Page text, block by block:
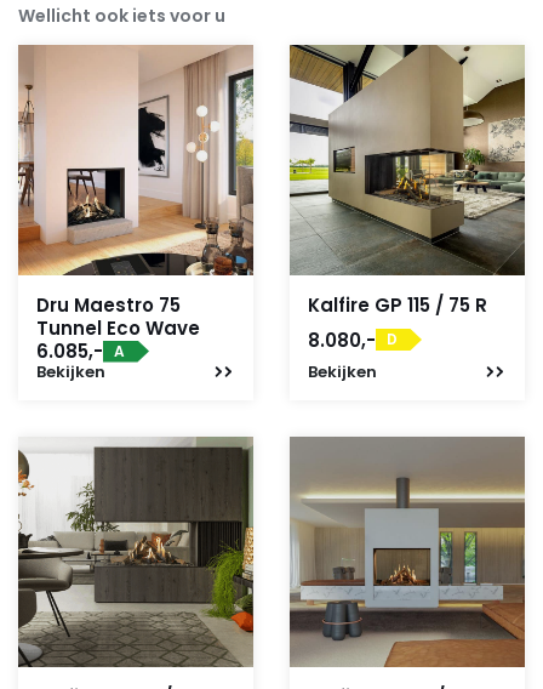
Wellicht ook iets voor u
Dru Maestro 75
Tunnel Eco Wave
6.085,- A
Bekijken
Kalfire GP 115 / 75 R
8.080,-
D
Bekijken